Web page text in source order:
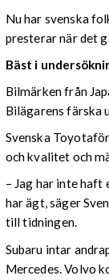
Nu har svenska
presterar när det
Bäst i
Bilmärken från
Bilägarens färska
Svenska
och kvalitet och
– Jag har inte
har ägt, säger
till tidningen.
Subaru intar
Mercedes. Volvo